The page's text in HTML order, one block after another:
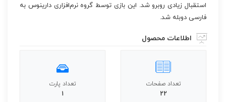
استقبال زیادی روبرو شد. این بازی توسط گروه نرم‌افزاری دارینوس به
فارسی دوبله شد.
اطلاعات محصول
تعداد صفحات
22
تعداد پارت
1